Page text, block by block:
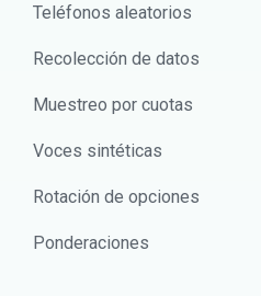
Teléfonos aleatorios
Recolección de datos
Muestreo por cuotas
Voces sintéticas
Rotación de opciones
Ponderaciones